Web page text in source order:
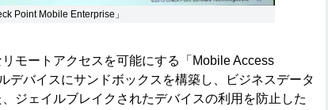
Point Mobile Enterprise」
モートアクセスを可能にする「Mobile Access
デバイスにサンドボックスを構築し、ビジネスデータ
ジェイルブレイクされたデバイスの利用を防止した